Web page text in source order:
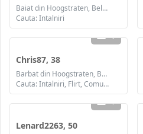
Baiat din Hoogstraten, Belgia
Cauta: Intalniri
1
Chris87, 38
Barbat din Hoogstraten, Belgia
Cauta: Intalniri, Flirt, Comunicare / chat, Prietenie, Casatorie
1
Lenard2263, 50